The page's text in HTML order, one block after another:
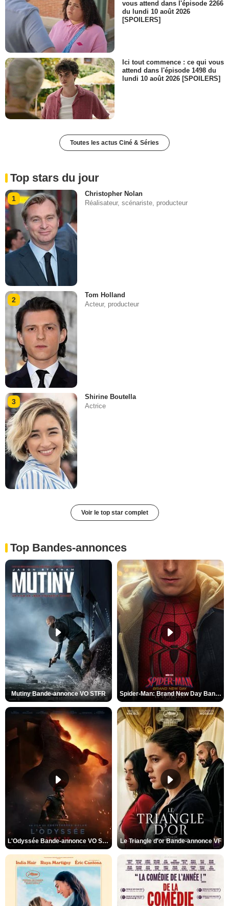
vous attend dans l'épisode 2266
du lundi 10 août 2026
[SPOILERS]
Ici tout commence : ce qui vous
attend dans l'épisode 1498 du
lundi 10 août 2026 [SPOILERS]
Toutes les actus Ciné & Séries
Top stars du jour
1
Christopher Nolan
Réalisateur, scénariste, producteur
2
Tom Holland
Acteur, producteur
3
Shirine Boutella
Actrice
Voir le top star complet
Top Bandes-annonces
Mutiny Bande-annonce VO STFR Spider-Man: Brand New Day Bande-annonce VO STFR
L'Odyssée Bande-annonce VO STFR Le Triangle d'or Bande-annonce VF